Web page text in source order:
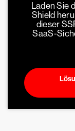
Laden Sie
Shield
dieser
SaaS-